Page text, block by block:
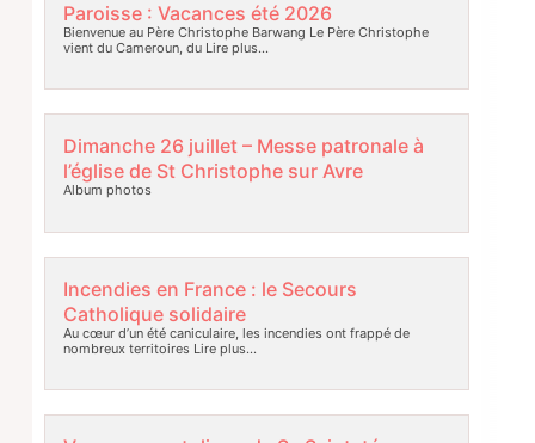
Paroisse : Vacances été 2026
Bienvenue au Père Christophe Barwang Le Père Christophe
vient du Cameroun, duLire plus…
Dimanche 26 juillet – Messe patronale à
l’église de St Christophe sur Avre
Album photos
Incendies en France : le Secours
Catholique solidaire
Au cœur d’un été caniculaire, les incendies ont frappé de
nombreux territoires Lire plus…